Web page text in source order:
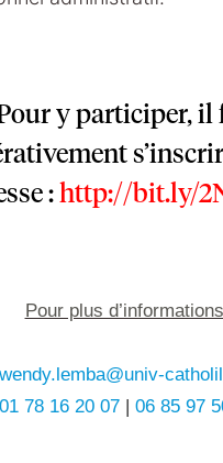
y participer, il
:http://bit.ly/
Pour plus d’informations
wendy.lemba@univ-
01 78 16 20 07| 06 85 97